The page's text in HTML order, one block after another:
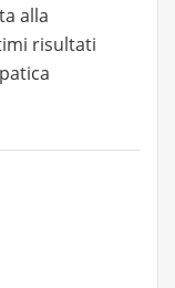
alla
risultati